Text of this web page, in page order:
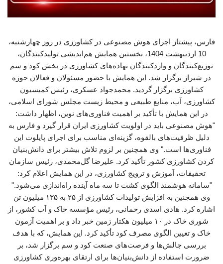
فارس، پیشتاز اجرای هوش مصنوعی در کشاورزی در روز چهارشنبه،
10 اردیبهشت 1404، نخستین همایش هم‌اندیشی تولیدکنندگان،
توزیع‌کنندگان و واردکنندگان نهاده‌های کشاورزی در بخش کود و سم
در شیراز برگزار شد. این همایش با حضور مسئولان و فعالان حوزه
کشاورزی برگزار گردید. محمدجواد عسکری، رئیس کمیسیون
کشاورزی، آب، منابع طبیعی و محیط زیست مجلس شورای اسلامی،
در این همایش با تأکید بر اهمیت فناوری‌های نوین، اظهار داشت:
"هوش مصنوعی باید در اولویت کشاورزی ایران قرار گیرد و فارس به
دلیل ظرفیت‌های بالقوه، گزینه‌ای مناسب برای اجرای پایلوت این
فناوری‌ها است." وی همچنین بر لزوم تلاش بیشتر برای دانش‌بنیان
کردن کشاورزی کشور تأکید کرد. علیرضا گل‌محمدی، رئیس سازمان
تحقیقات، آموزش و ترویج کشاورزی، در این همایش اعلام کرد:
"سامانه هوشمند الگوی کشت تا سه ماه آینده راه‌اندازی می‌شود."
وی همچنین به افزایش تولیدات کشاورزی از ۲۵ به ۱۳۵ میلیون تن
اشاره کرد. هادی اسدی رحمانی، رئیس مؤسسه خاک و آب کشور، از
شوری خاک در ۱۰ میلیون هکتار زمین خبر داد و بر اهمیت آزمون
خاک و تعیین الگوی مصرف کود تأکید کرد. این همایش، که با هدف
بررسی چالش‌ها و فرصت‌های صنعت کود و سم برگزار شد، بر
ضرورت استفاده از دانش‌بنیان‌ها برای ارتقای بهره‌وری کشاورزی